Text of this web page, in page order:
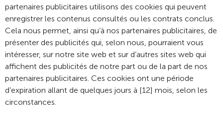
partenaires publicitaires utilisons des cookies qui peuvent
enregistrer les contenus consultés ou les contrats conclus.
Cela nous permet, ainsi qu’à nos partenaires publicitaires, de
présenter des publicités qui, selon nous, pourraient vous
intéresser, sur notre site web et sur d’autres sites web qui
affichent des publicités de notre part ou de la part de nos
partenaires publicitaires. Ces cookies ont une période
d’expiration allant de quelques jours à [12] mois, selon les
circonstances.